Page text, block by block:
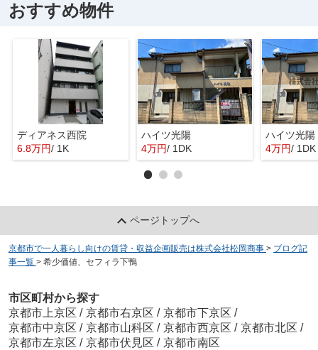
おすすめ物件
ディアネス西院
6.8万円/ 1K
ハイツ光陽
4万円/ 1DK
ハイツ光陽
4万円/ 1DK
ページトップへ
京都市で一人暮らし向けの賃貸・収益企画販売は株式会社松岡商事 > ブログ記
事一覧 > 希少価値、セフィラ下鴨
市区町村から探す
京都市上京区 / 京都市右京区 / 京都市下京区 /
京都市中京区 / 京都市山科区 / 京都市西京区 / 京都市北区 /
京都市左京区 / 京都市伏見区 / 京都市南区